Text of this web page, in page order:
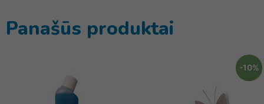
Panašūs produktai
-10%